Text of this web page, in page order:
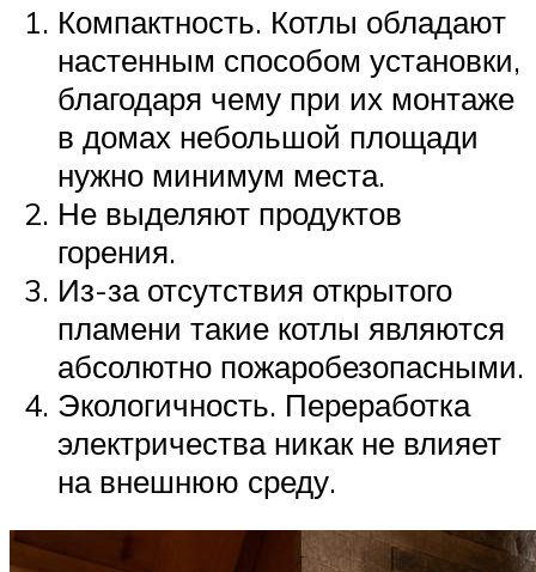
Компактность. Котлы обладают
настенным способом установки,
благодаря чему при их монтаже
в домах небольшой площади
нужно минимум места.
Не выделяют продуктов
горения.
Из-за отсутствия открытого
пламени такие котлы являются
абсолютно пожаробезопасными.
Экологичность. Переработка
электричества никак не влияет
на внешнюю среду.